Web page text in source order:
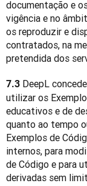
documentação e
vigência e no
os reproduzir e
contratados, na
pretendida dos
7.3 DeepL
utilizar os
educativos e de
quanto ao tempo
Exemplos de
internos, para
de Código e para
derivadas sem